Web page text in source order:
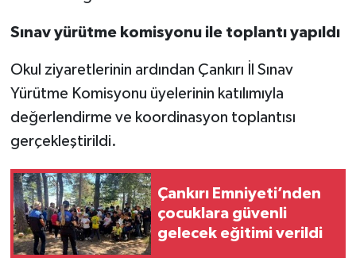
Sınav yürütme komisyonu ile toplantı yapıldı
Okul ziyaretlerinin ardından Çankırı İl Sınav
Yürütme Komisyonu üyelerinin katılımıyla
değerlendirme ve koordinasyon toplantısı
gerçekleştirildi.
Çankırı Emniyeti’nden
çocuklara güvenli
gelecek eğitimi verildi